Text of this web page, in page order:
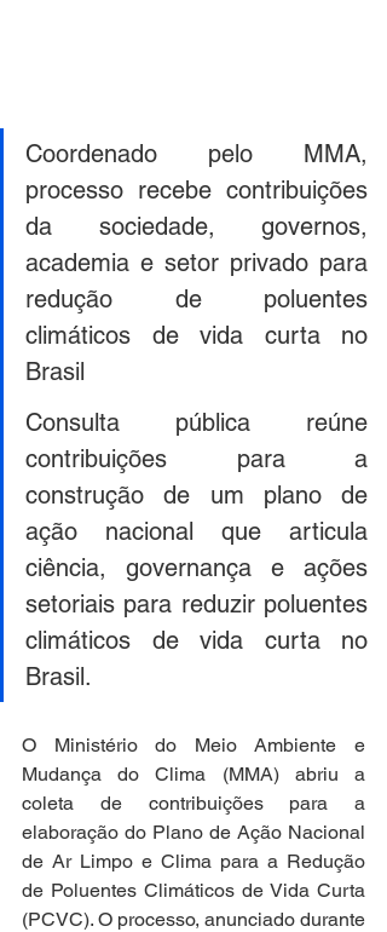
Coordenado pelo MMA,
processo recebe contribuições
da sociedade, governos,
academia e setor privado para
redução de poluentes
climáticos de vida curta no
Brasil
Consulta pública reúne
contribuições para a
construção de um plano de
ação nacional que articula
ciência, governança e ações
setoriais para reduzir poluentes
climáticos de vida curta no
Brasil.
O Ministério do Meio Ambiente e
Mudança do Clima (MMA) abriu a
coleta de contribuições para a
elaboração do Plano de Ação Nacional
de Ar Limpo e Clima para a Redução
de Poluentes Climáticos de Vida Curta
(PCVC). O processo, anunciado durante